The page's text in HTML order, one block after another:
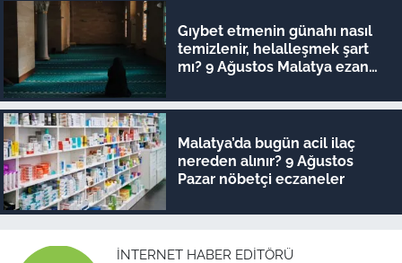
Gıybet etmenin günahı nasıl
temizlenir, helalleşmek şart
mı? 9 Ağustos Malatya ezan
Malatya’da bugün acil ilaç
nereden alınır? 9 Ağustos
Pazar nöbetçi eczaneler
İNTERNET HABER EDITÖRÜ